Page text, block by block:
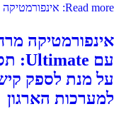
Read more: אינפורמטיקה וTableau בשיתוף פעולה
אינפורמטיקה
על מנת לספק
למערכות הארגון